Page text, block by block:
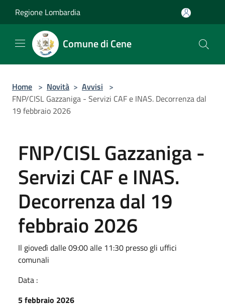
Regione Lombardia
Comune di Cene
Home > Novità > Avvisi >
FNP/CISL Gazzaniga - Servizi CAF e INAS. Decorrenza dal
19 febbraio 2026
FNP/CISL Gazzaniga -
Servizi CAF e INAS.
Decorrenza dal 19
febbraio 2026
Il giovedì dalle 09:00 alle 11:30 presso gli uffici
comunali
Data :
5 febbraio 2026